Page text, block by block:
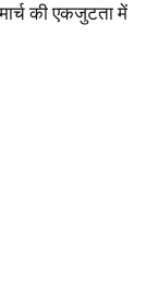
की एकजुटता में